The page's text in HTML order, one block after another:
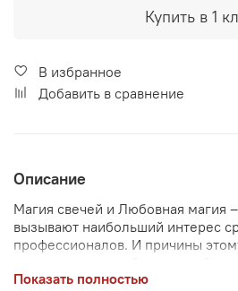
Купить в 1
В избранное
Добавить в сравнение
Описание
Магия свечей и Любовная магия
вызывают наибольший интерес
профессионалов. И причины
любви – тема, которая мало кого
Показать полностью